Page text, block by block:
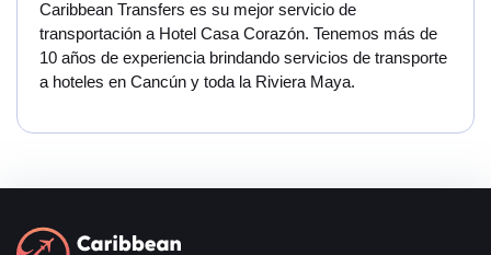
Caribbean Transfers es su mejor servicio de
transportación a Hotel Casa Corazón. Tenemos más de
10 años de experiencia brindando servicios de transporte
a hoteles en Cancún y toda la Riviera Maya.